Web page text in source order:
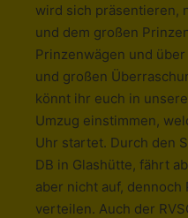
wird sich präsentieren,
und dem großen
Prinzenwägen und
und großen
könnt ihr euch in
Umzug einstimmen,
Uhr startet. Durch den
DB in Glashütte, fährt
aber nicht auf, dennoch
verteilen. Auch der